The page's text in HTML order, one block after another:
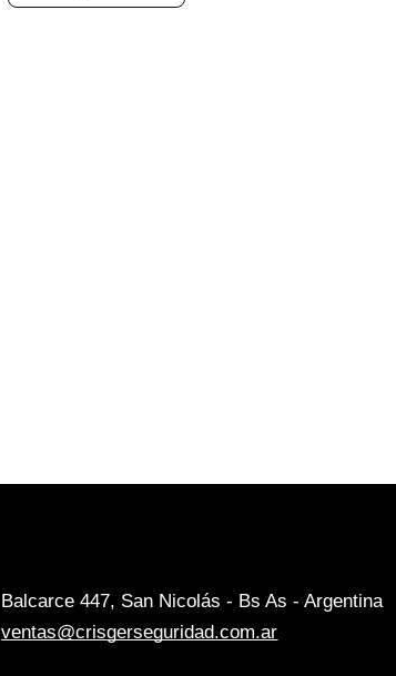
Balcarce 447, San Nicolás - Bs As - Argentina
ventas@crisgerseguridad.com.ar